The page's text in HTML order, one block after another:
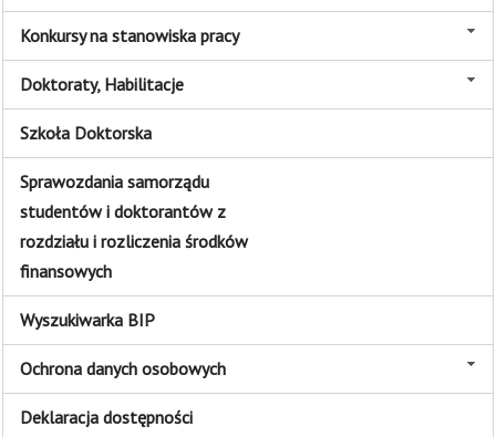
Konkursy na stanowiska pracy
Doktoraty, Habilitacje
Szkoła Doktorska
Sprawozdania samorządu
studentów i doktorantów z
rozdziału i rozliczenia środków
finansowych
Wyszukiwarka BIP
Ochrona danych osobowych
Deklaracja dostępności